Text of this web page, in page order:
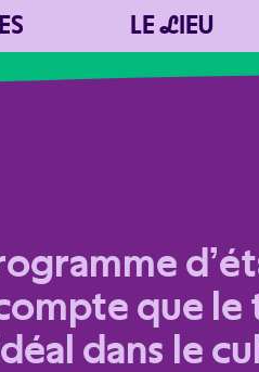
LELIEU
que
dans le